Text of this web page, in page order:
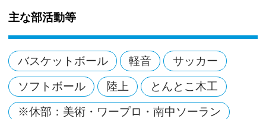
主な部活動等
バスケットボール 軽音 サッカー
ソフトボール 陸上 とんとこ木工
※休部：美術・ワープロ・南中ソーラン